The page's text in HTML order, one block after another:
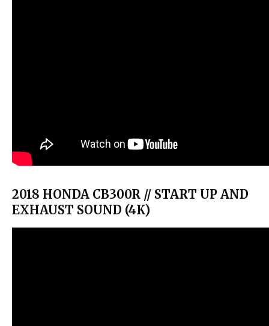
2018 HONDA CB300R // START UP AND
EXHAUST SOUND (4K)